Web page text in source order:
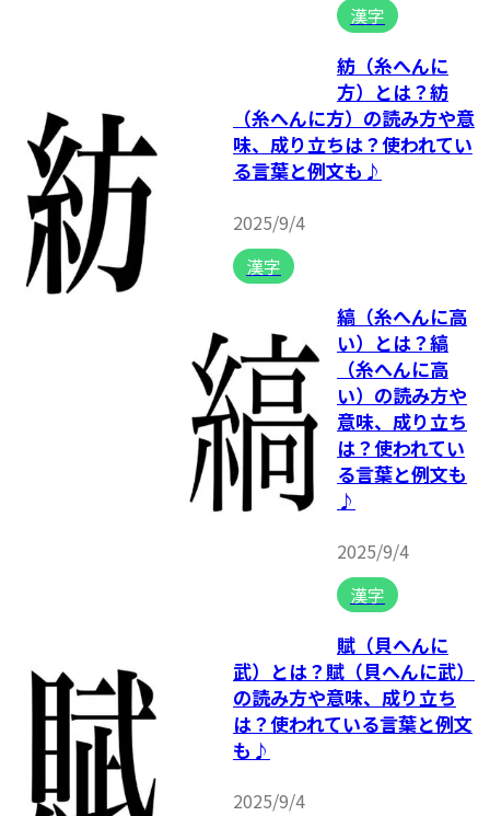
漢字
紡（糸へんに
方）とは？紡
（糸へんに方）の読み方や意
味、成り立ちは？使われてい
る言葉と例文も♪
2025/9/4
漢字
縞（糸へんに高
い）とは？縞
（糸へんに高
い）の読み方や
意味、成り立ち
は？使われてい
る言葉と例文も
♪
2025/9/4
漢字
賦（貝へんに
武）とは？賦（貝へんに武）
の読み方や意味、成り立ち
は？使われている言葉と例文
も♪
2025/9/4